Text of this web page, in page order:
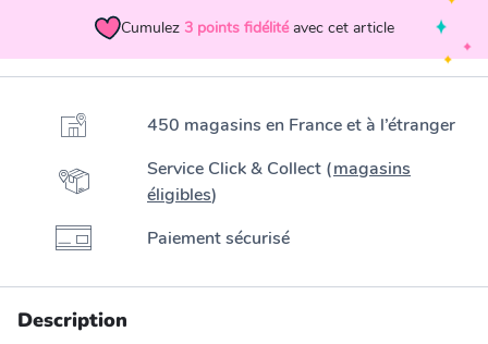
Cumulez 3 points fidélité avec cet article
450 magasins en France et à l’étranger
Service Click & Collect (magasins
éligibles)
Paiement sécurisé
Description